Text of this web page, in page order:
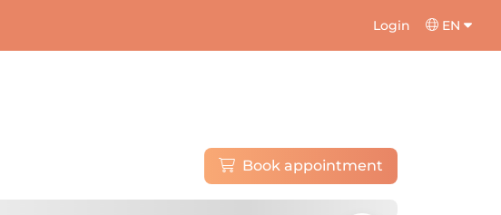
Login EN
Book appointment